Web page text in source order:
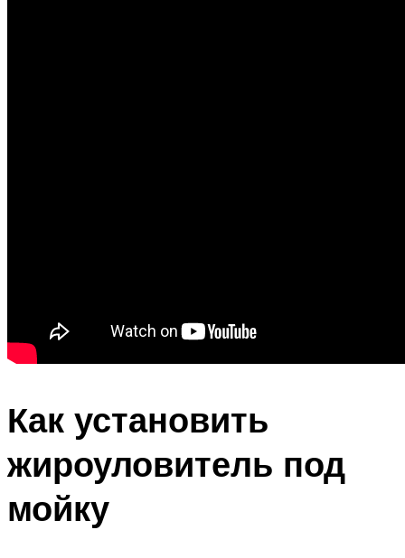
Как установить
жироуловитель под
мойку